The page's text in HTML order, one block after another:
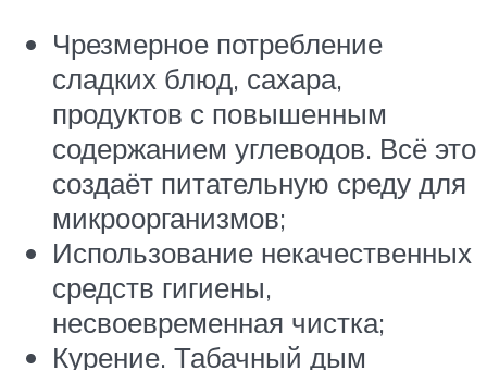
Чрезмерное потребление
сладких блюд, сахара,
продуктов с повышенным
содержанием углеводов. Всё это
создаёт питательную среду для
микроорганизмов;
Использование некачественных
средств гигиены,
несвоевременная чистка;
Курение. Табачный дым